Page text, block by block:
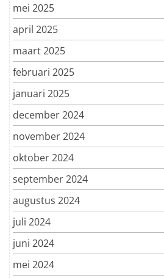
mei 2025
april 2025
maart 2025
februari 2025
januari 2025
december 2024
november 2024
oktober 2024
september 2024
augustus 2024
juli 2024
juni 2024
mei 2024